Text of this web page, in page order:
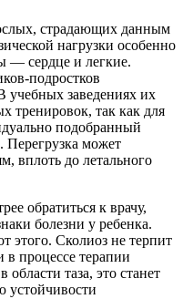
страдающих данным
нагрузки особенно
— сердце и легкие.
подростков
заведениях их
тренировок, так как для
подобранный
Перегрузка может
вплоть до летального
обратиться к врачу,
болезни у ребенка.
этого. Сколиоз не терпит
процессе терапии
области таза, это станет